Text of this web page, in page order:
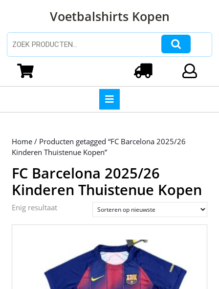
inhoud
Voetbalshirts Kopen
Zoeken naar:
Home / Producten getagged “FC Barcelona 2025/26
Kinderen Thuistenue Kopen”
FC Barcelona 2025/26
Kinderen Thuistenue Kopen
Enig resultaat